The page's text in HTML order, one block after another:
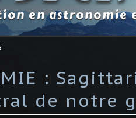
en astronomie
:
de notre